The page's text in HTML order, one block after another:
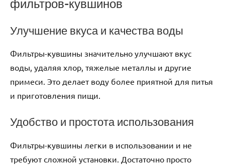
фильтров-кувшинов
Улучшение вкуса и качества воды
Фильтры-кувшины значительно улучшают вкус
воды, удаляя хлор, тяжелые металлы и другие
примеси. Это делает воду более приятной для питья
и приготовления пищи.
Удобство и простота использования
Фильтры-кувшины легки в использовании и не
требуют сложной установки. Достаточно просто